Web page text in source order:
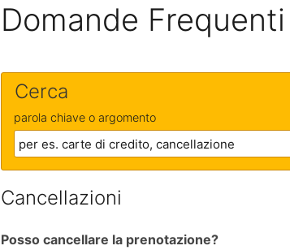
Domande Frequenti
Cerca
parola chiave o argomento
Cancellazioni
Posso cancellare la prenotazione?